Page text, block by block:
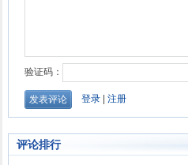
评论排行